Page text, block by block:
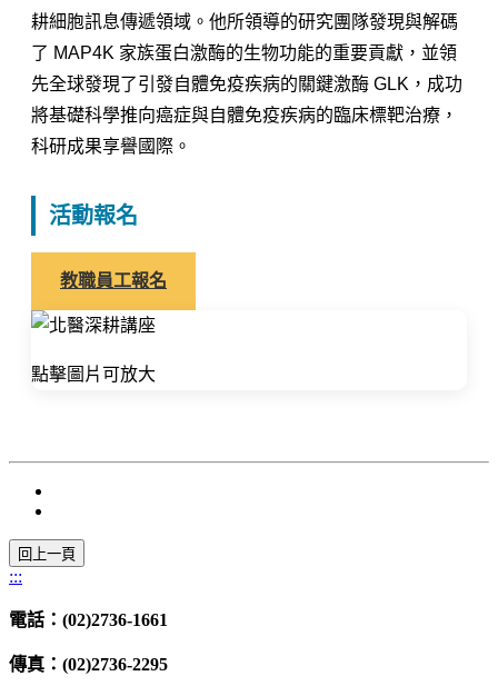
耕細胞訊息傳遞領域。他所領導的研究團隊發現與解碼
了 MAP4K 家族蛋白激酶的生物功能的重要貢獻，並領
先全球發現了引發自體免疫疾病的關鍵激酶 GLK，成功
將基礎科學推向癌症與自體免疫疾病的臨床標靶治療，
科研成果享譽國際。
活動報名
教職員工報名
點擊圖片可放大
:::
電話：(02)2736-1661
傳真：(02)2736-2295